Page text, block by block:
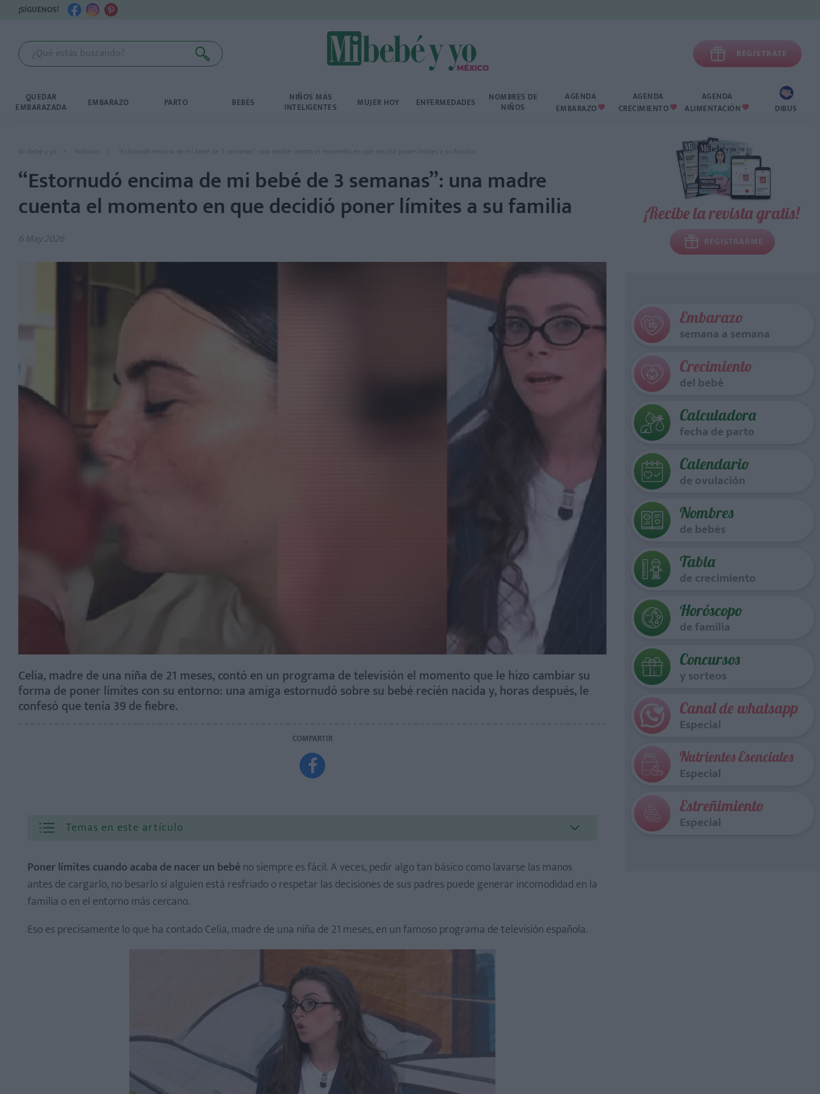
¡SÍGUENOS!
 REGÍSTRATE
QUEDAR
EMBARAZADA EMBARAZO PARTO BEBÉS NIÑOS MÁS
INTELIGENTES MUJER HOY ENFERMEDADES NOMBRES DE
NIÑOS
AGENDA
EMBARAZO 
AGENDA
CRECIMIENTO 
AGENDA
ALIMENTACIÓN  DIBUS
Mi bebé y yo Noticias “Estornudó encima de mi bebé de 3 semanas”: una madre cuenta el momento en que decidió poner límites a su familia
“Estornudó encima de mi bebé de 3 semanas”: una madre
cuenta el momento en que decidió poner límites a su familia
6 May 2026
Celia, madre de una niña de 21 meses, contó en un programa de televisión el momento que le hizo cambiar su
forma de poner límites con su entorno: una amiga estornudó sobre su bebé recién nacida y, horas después, le
confesó que tenía 39 de fiebre.
COMPARTIR

Temas en este artículo
Poner límites cuando acaba de nacer un bebéno siempre es fácil. A veces, pedir algo tan básico como lavarse las manos
antes de cargarlo, no besarlo si alguien está resfriado o respetar las decisiones de sus padres puede generar incomodidad en la
familia o en el entorno más cercano.
Eso es precisamente lo que ha contado Celia, madre de una niña de 21 meses, en un famoso programa de televisión española.
¡Recibe la revista gratis!
REGISTRARME
Embarazo
semana a semana
Crecimiento
del bebé
Calculadora
fecha de parto
Calendario
de ovulación
Nombres
de bebés
Tabla
de crecimiento
Horóscopo
de familia
Concursos
y sorteos
Canal de whatsapp
Especial
Nutrientes Esenciales
Especial
Estreñimiento
Especial